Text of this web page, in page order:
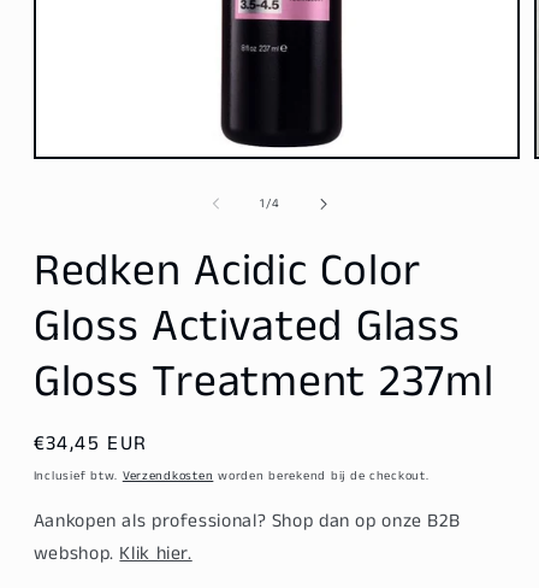
Media
1/van
4
Redken Acidic Color
Gloss Activated Glass
Gloss Treatment 237ml
Normale
prijs
€34,45 EUR
Inclusief btw. Verzendkosten worden berekend bij de checkout.
Aankopen als professional? Shop dan op onze B2B
webshop.Klik hier.